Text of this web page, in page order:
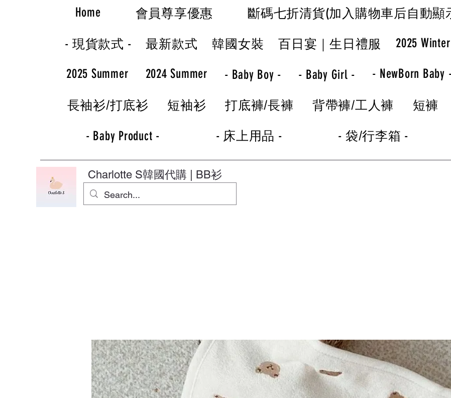
Home 會員尊享優惠 斷碼七折清貨(加入購物車后自動顯
- 現貨款式 - 最新款式 韓國女裝 百日宴｜生日禮服 2025 Winter
2025 Summer 2024 Summer - Baby Boy - - Baby Girl - - NewBorn Baby
長袖衫/打底衫 短袖衫 打底褲/長褲 背帶褲/工人褲 短褲
- Baby Product - - 床上用品 - - 袋/行李箱 -
Charlotte S韓國代購 | BB衫